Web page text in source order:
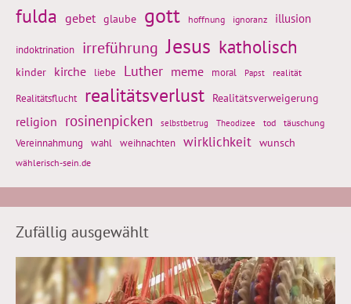
fulda gebet glaube gott hoffnung ignoranz illusion
indoktrination irreführung Jesus katholisch
kinder kirche liebe Luther meme moral Papst realität
Realitätsflucht realitätsverlust Realitätsverweigerung
religion rosinenpicken selbstbetrug Theodizee tod täuschung
Vereinnahmung wahl weihnachten wirklichkeit wunsch
wählerisch-sein.de
Zufällig ausgewählt